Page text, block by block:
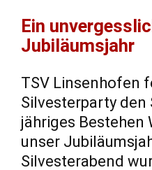
Ein
Jubiläumsjahr
TSV Linsenhofen
Silvesterparty den
jähriges Bestehen
unser
Silvesterabend